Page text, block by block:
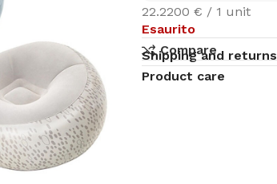
22.2200 € / 1 unit
Esaurito
Compare
Shipping and returns
Product care